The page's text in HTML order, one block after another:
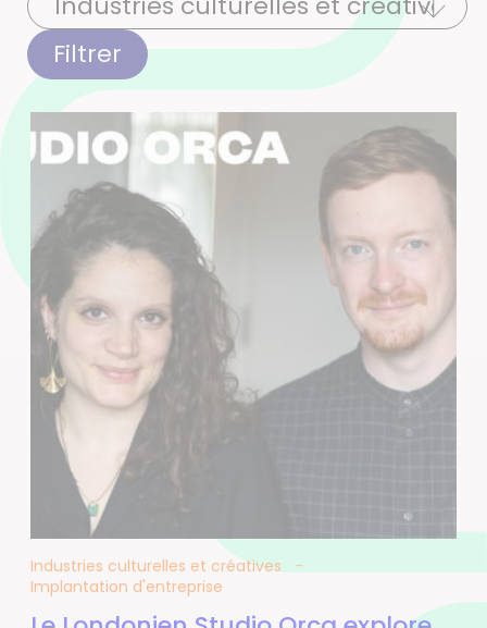
Filtrer
Industries culturelles et créatives
Implantation d'entreprise